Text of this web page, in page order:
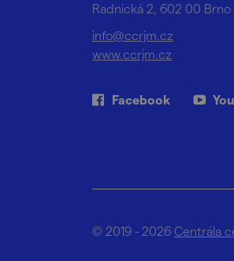
Radnická 2, 602 00 Brno
info@ccrjm.cz
www.ccrjm.cz
Facebook
© 2019 - 2026 Centrála